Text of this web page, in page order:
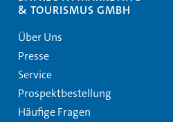
& TOURISMUS GMBH
Über Uns
Presse
Service
Prospektbestellung
Häufige Fragen